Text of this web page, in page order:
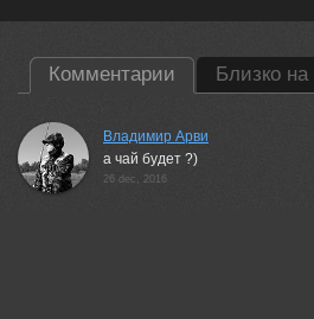
Комментарии Близко на
Владимир Арви
а чай будет ?)
26 dec, 2016